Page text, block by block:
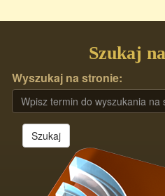
Szukaj
Wyszukaj na stronie:
Szukaj